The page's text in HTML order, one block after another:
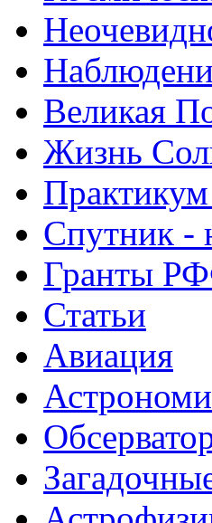
Великая
Жизнь
Спутник -
Гранты
Статьи
Авиация